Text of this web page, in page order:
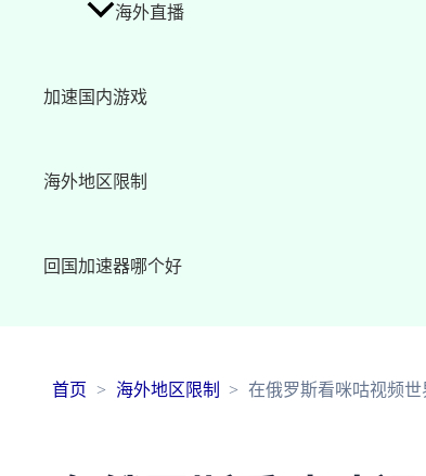
海外直播
加速国内游戏
海外地区限制
回国加速器哪个好
首页 海外地区限制 在俄罗斯看咪咕视频世